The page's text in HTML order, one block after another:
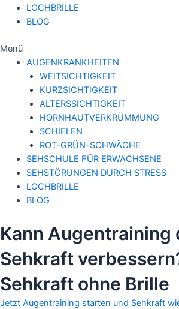
LOCHBRILLE
BLOG
Menü
AUGENKRANKHEITEN
WEITSICHTIGKEIT
KURZSICHTIGKEIT
ALTERSSICHTIGKEIT
HORNHAUTVERKRÜMMUNG
SCHIELEN
ROT-GRÜN-SCHWÄCHE
SEHSCHULE FÜR ERWACHSENE
SEHSTÖRUNGEN DURCH STRESS
LOCHBRILLE
BLOG
Kann Augentraining
Sehkraft
Sehkraft ohne Brille
Video abspielen
Jetzt Augentraining starten und Sehkraft